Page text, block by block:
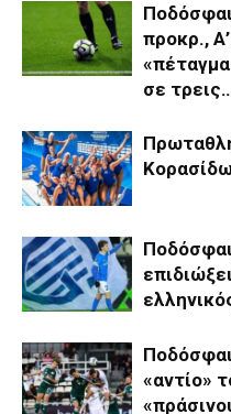
προκρ.,
σε
«αντίο»